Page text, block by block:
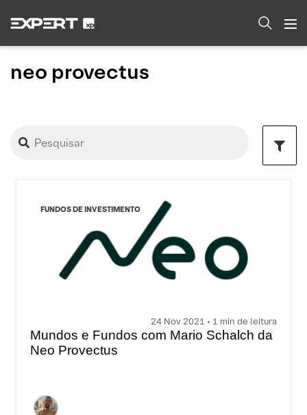
neo provectus
FUNDOS DE INVESTIMENTO
24 Nov 2021 • 1 min de leitura
Mundos e Fundos com Mario Schalch da
Neo Provectus